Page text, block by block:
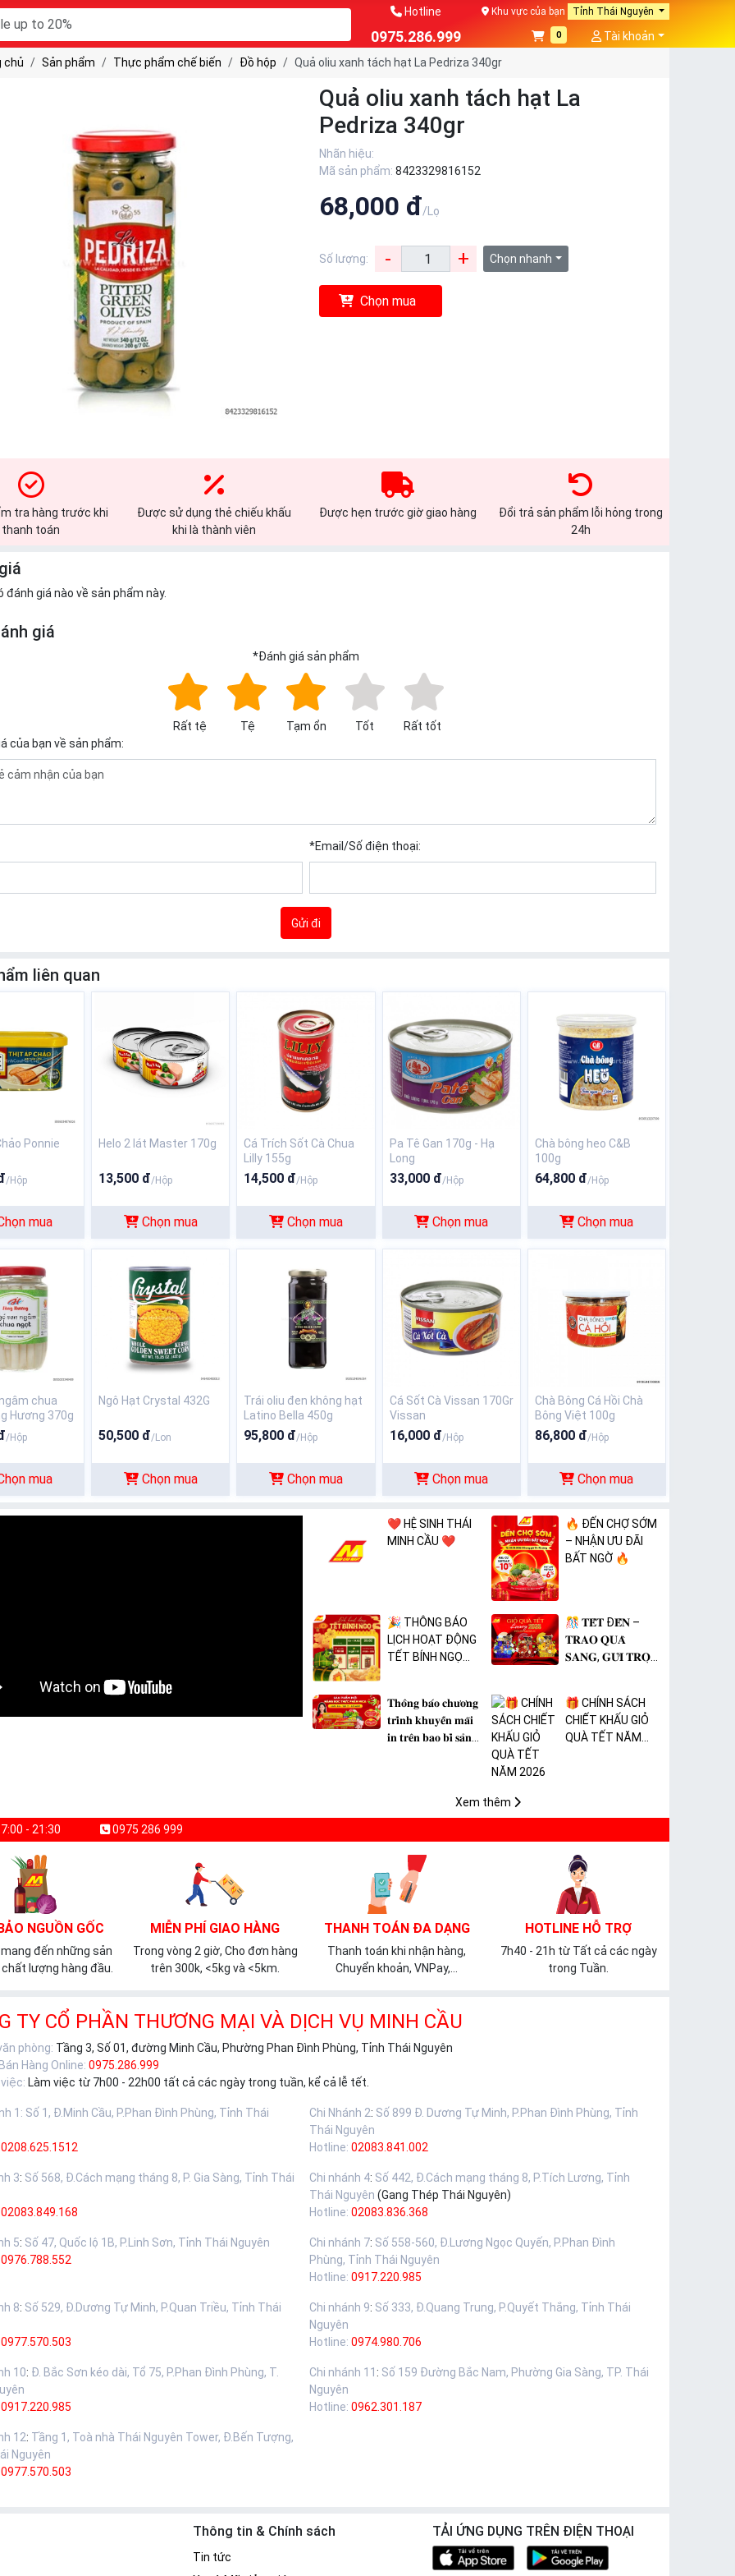
Hotline
0975.286.999
Khu vực của bạn Tỉnh Thái Nguyên
0 Tài khoản
chủ Sản phẩm Thực phẩm chế biến Đồ hộp Quả oliu xanh tách hạt La Pedriza 340gr
Quả oliu xanh tách hạt La
Pedriza 340gr
Nhãn hiệu:
Mã sản phẩm: 8423329816152
68,000 đ/Lọ
Số lượng: - + Chọn nhanh
Chọn mua
tra hàng trước khi
thanh toán
Được sử dụng thẻ chiếu khấu
khi là thành viên
Được hẹn trước giờ giao hàng
Đổi trả sản phẩm lỗi hỏng trong
24h
đánh giá nào về sản phẩm này.
giá
*Đánh giá sản phẩm
Rất tệ Tệ Tạm ổn Tốt
Rất tốt
của bạn về sản phẩm:
*Email/Số điện thoại:
Gửi đi
liên quan
Ponnie
/Hộp
mua
Helo 2 lát Master 170g
13,500 đ/Hộp
Chọn mua
Cá Trích Sốt Cà Chua
Lilly 155g
14,500 đ/Hộp
Chọn mua
Pa Tê Gan 170g - Hạ
Long
33,000 đ/Hộp
Chọn mua
Chà bông heo C&B
100g
64,800 đ/Hộp
Chọn mua
chua
Hương 370g
/Hộp
mua
Ngô Hạt Crystal 432G
50,500 đ/Lon
Chọn mua
Trái oliu đen không hạt
Latino Bella 450g
95,800 đ/Hộp
Chọn mua
Cá Sốt Cà Vissan 170Gr
Vissan
16,000 đ/Hộp
Chọn mua
Chà Bông Cá Hồi Chà
Bông Việt 100g
86,800 đ/Hộp
Chọn mua
❤️ HỆ SINH THÁI
MINH CẦU ❤️
🔥 ĐẾN CHỢ SỚM
– NHẬN ƯU ĐÃI
BẤT NGỜ 🔥
🎉 THÔNG BÁO
LỊCH HOẠT ĐỘNG
TẾT BÍNH NGỌ
🎊 𝐓𝐄̂́𝐓 Đ𝐄̂́𝐍 –
𝐓𝐑𝐀𝐎 𝐐𝐔𝐀̀
𝐒𝐀𝐍𝐆, 𝐆𝐔̛̉𝐈 𝐓𝐑𝐎̣𝐍
𝐓𝐡𝐨̂𝐧𝐠 𝐛𝐚́𝐨 𝐜𝐡𝐮̛𝐨̛𝐧𝐠
𝐭𝐫𝐢̀𝐧𝐡 𝐤𝐡𝐮𝐲𝐞̂́𝐧 𝐦𝐚̃𝐢
𝐢𝐧 𝐭𝐫𝐞̂𝐧 𝐛𝐚𝐨 𝐛𝐢̀ 𝐬𝐚̉𝐧
🎁 CHÍNH SÁCH
CHIẾT KHẤU GIỎ
QUÀ TẾT NĂM
Xem thêm
- 21:30 0975 286 999
NGUỒN GỐC
đến những sản
lượng hàng đầu.
MIỄN PHÍ GIAO HÀNG
Trong vòng 2 giờ, Cho đơn hàng
trên 300k, <5kg và <5km.
THANH TOÁN ĐA DẠNG
Thanh toán khi nhận hàng,
Chuyển khoản, VNPay,...
HOTLINE HỖ TRỢ
7h40 - 21h từ Tất cả các ngày
trong Tuần.
TY CỔ PHẦN THƯƠNG MẠI VÀ DỊCH VỤ MINH CẦU
phòng: Tầng 3, Số 01, đường Minh Cầu, Phường Phan Đình Phùng, Tỉnh Thái Nguyên
Hàng Online: 0975.286.999
Làm việc từ 7h00 - 22h00 tất cả các ngày trong tuần, kể cả lễ tết.
1 : Số 1, Đ.Minh Cầu, P.Phan Đình Phùng, Tỉnh Thái
0208.625.1512
Chi Nhánh 2: Số 899 Đ. Dương Tự Minh, P.Phan Đình Phùng, Tỉnh
Thái Nguyên
Hotline: 02083.841.002
3: Số 568, Đ.Cách mạng tháng 8, P. Gia Sàng, Tỉnh Thái
02083.849.168
Chi nhánh 4: Số 442, Đ.Cách mạng tháng 8, P.Tích Lương, Tỉnh
Thái Nguyên (Gang Thép Thái Nguyên)
Hotline: 02083.836.368
5: Số 47, Quốc lộ 1B, P.Linh Sơn, Tỉnh Thái Nguyên
0976.788.552
Chi nhánh 7: Số 558-560, Đ.Lương Ngọc Quyến, P.Phan Đình
Phùng, Tỉnh Thái Nguyên
Hotline: 0917.220.985
8: Số 529, Đ.Dương Tự Minh, P.Quan Triều, Tỉnh Thái
0977.570.503
Chi nhánh 9: Số 333, Đ.Quang Trung, P.Quyết Thắng, Tỉnh Thái
Nguyên
Hotline: 0974.980.706
10: Đ. Bắc Sơn kéo dài, Tổ 75, P.Phan Đình Phùng, T.
0917.220.985
Chi nhánh 11 : Số 159 Đường Bắc Nam, Phường Gia Sàng, TP. Thái
Nguyên
Hotline: 0962.301.187
12: Tầng 1, Toà nhà Thái Nguyên Tower, Đ.Bến Tượng,
Nguyên
0977.570.503
Thông tin & Chính sách
Tin tức
TẢI ỨNG DỤNG TRÊN ĐIỆN THOẠI